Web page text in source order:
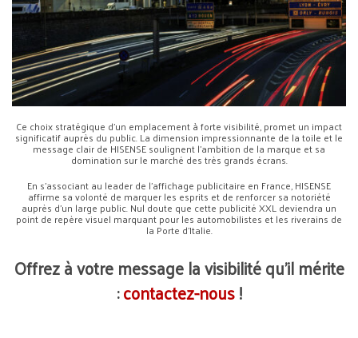
Ce choix stratégique d’un emplacement à forte visibilité, promet un impact
significatif auprès du public. La dimension impressionnante de la toile et le
message clair de HISENSE soulignent l’ambition de la marque et sa
domination sur le marché des très grands écrans.
En s’associant au leader de l’affichage publicitaire en France, HISENSE
affirme sa volonté de marquer les esprits et de renforcer sa notoriété
auprès d’un large public. Nul doute que cette publicité XXL deviendra un
point de repère visuel marquant pour les automobilistes et les riverains de
la Porte d’Italie.
Offrez à votre message la visibilité qu’il mérite
:contactez-nous!